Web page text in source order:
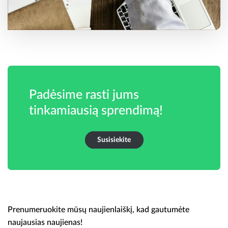
Padėsime rasti jums
tinkamiausią sprendimą!
Susisiekite
Prenumeruokite mūsų naujienlaiškį, kad gautumėte
naujausias naujienas!